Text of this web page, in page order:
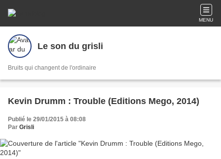
MENU
Le son du grisli
Bruits qui changent de l'ordinaire
Kevin Drumm : Trouble (Editions Mego, 2014)
Publié le 29/01/2015 à 08:08
Par Grisli